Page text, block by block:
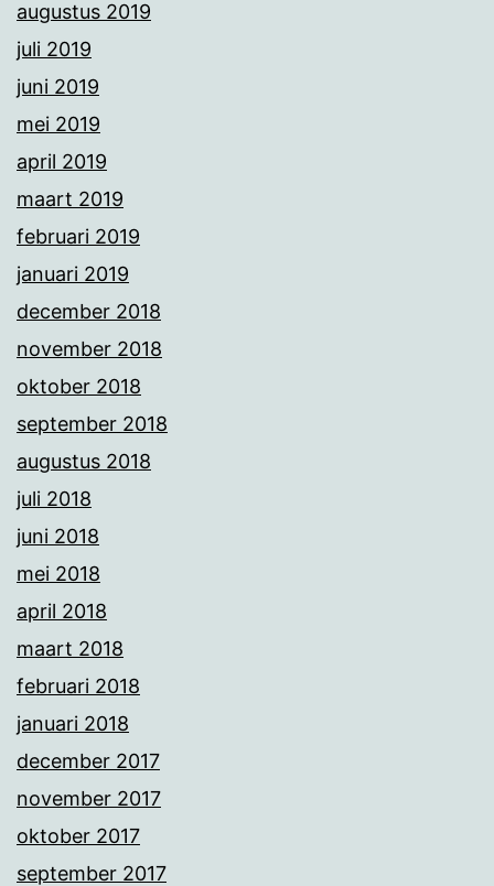
augustus 2019
juli 2019
juni 2019
mei 2019
april 2019
maart 2019
februari 2019
januari 2019
december 2018
november 2018
oktober 2018
september 2018
augustus 2018
juli 2018
juni 2018
mei 2018
april 2018
maart 2018
februari 2018
januari 2018
december 2017
november 2017
oktober 2017
september 2017